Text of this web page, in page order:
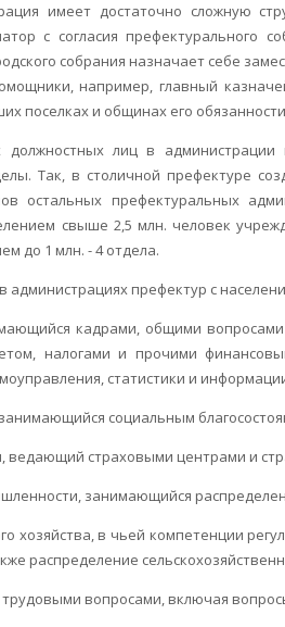
имеет достаточно сложную
с согласия префектурального
собрания назначает себе
например, главный
поселках и общинах его
лиц в администрации
Так, в столичной префектуре
остальных префектуральных
свыше 2,5 млн. человек
до 1 млн. - 4 отдела.
администрациях префектур с
кадрами, общими
налогами и прочими
статистики и
социальным
ведающий страховыми центрами и
занимающийся
хозяйства, в чьей компетенции
распределение
вопросами, включая